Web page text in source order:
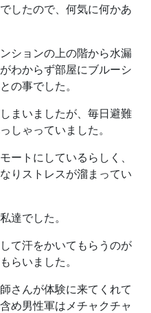
したので、何気に何かあ
ションの上の階から水漏
わからず部屋にブルーシ
の事でした。
まいましたが、毎日避難
しゃっていました。
ートにしているらしく、
りストレスが溜まってい
達でした。
て汗をかいてもらうのが
らいました。
さんが体験に来てくれて
め男性軍はメチャクチャ